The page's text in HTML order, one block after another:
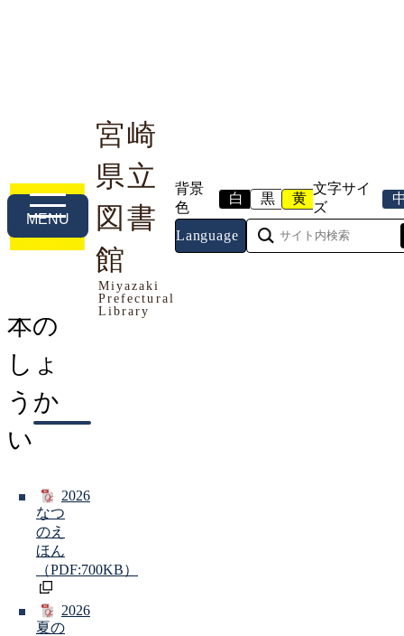
宮崎
県立
図書
館
Miyazaki
Prefectural
Library
背景
色
白 黒 黄
文字サイ
ズ
Language
MENU
利用案内 本や資料を探す 調べる・相談する
トップページ> 利用する>施設案内>こどものへ
> 本のしょうかい
本の
しょ
うか
い
2026
なつ
のえ
ほん
（PDF:700KB）
2026
夏の